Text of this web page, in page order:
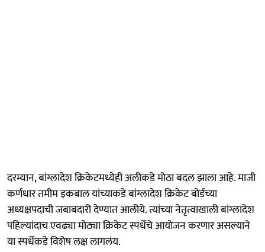
दरम्यान, बांग्लादेश क्रिकेटमध्येही अलीकडे मोठा बदल झाला आहे. माजी
कर्णधार तमीम इकबाल यांच्याकडे बांग्लादेश क्रिकेट बोर्डच्या
अध्यक्षपदाची जबाबदारी देण्यात आलीये. त्यांच्या नेतृत्वाखाली बांग्लादेश
पहिल्यांदाच एवढ्या मोठ्या क्रिकेट स्पर्धेचे आयोजन करणार असल्याने
या स्पर्धेकडे विशेष लक्ष लागलंय.